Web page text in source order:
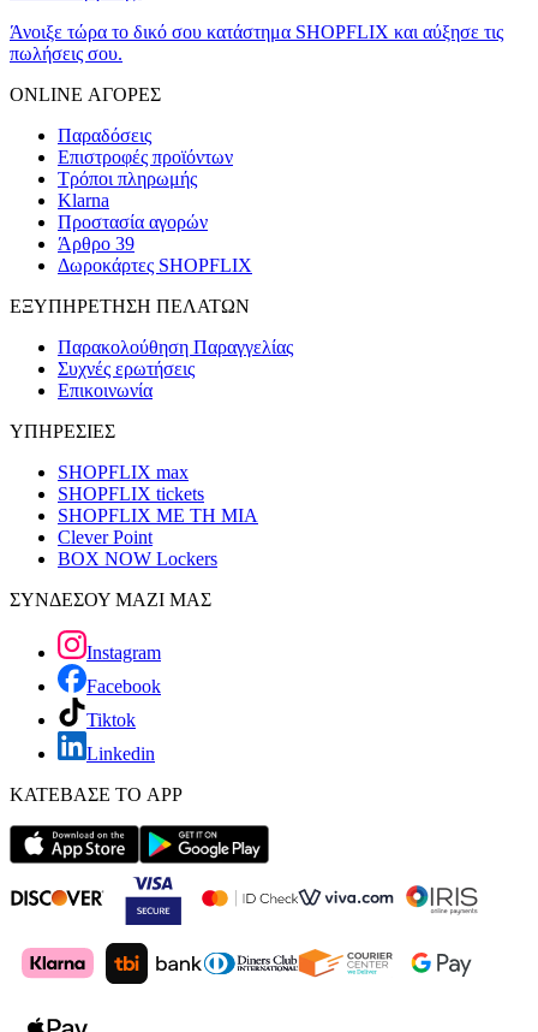
Άνοιξε τώρα το δικό σου κατάστημα SHOPFLIX και αύξησε τις
πωλήσεις σου.
ONLINE ΑΓΟΡΕΣ
Παραδόσεις
Επιστροφές προϊόντων
Τρόποι πληρωμής
Klarna
Προστασία αγορών
Άρθρο 39
Δωροκάρτες SHOPFLIX
ΕΞΥΠΗΡΕΤΗΣΗ ΠΕΛΑΤΩΝ
Παρακολούθηση Παραγγελίας
Συχνές ερωτήσεις
Επικοινωνία
ΥΠΗΡΕΣΙΕΣ
SHOPFLIX max
SHOPFLIX tickets
SHOPFLIX ΜΕ ΤΗ ΜΙΑ
Clever Point
BOX NOW Lockers
ΣΥΝΔΕΣΟΥ ΜΑΖΙ ΜΑΣ
Instagram
Facebook
Tiktok
Linkedin
ΚΑΤΕΒΑΣΕ ΤΟ APP